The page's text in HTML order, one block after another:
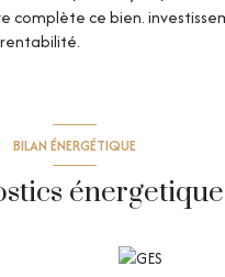
complète ce bien.
BILAN ÉNERGÉTIQUE